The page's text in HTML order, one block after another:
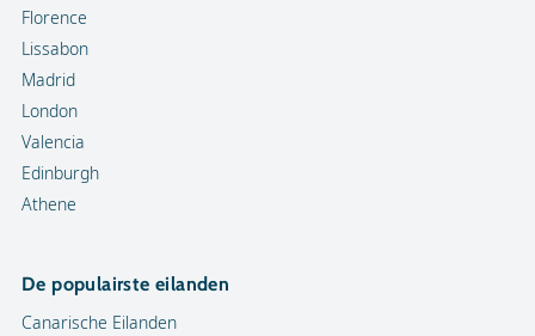
Florence
Lissabon
Madrid
London
Valencia
Edinburgh
Athene
De populairste eilanden
Canarische Eilanden